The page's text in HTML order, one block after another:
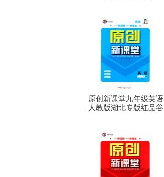
原创新课堂九年级英语
人教版湖北专版红品谷